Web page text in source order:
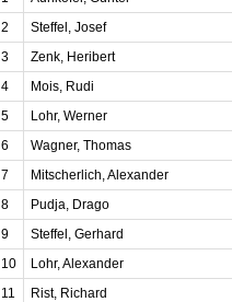
2
Steffel, Josef
3
Zenk, Heribert
4
Mois, Rudi
5
Lohr, Werner
6
Wagner, Thomas
7
Mitscherlich, Alexander
8
Pudja, Drago
9
Steffel, Gerhard
10
Lohr, Alexander
11
Rist, Richard